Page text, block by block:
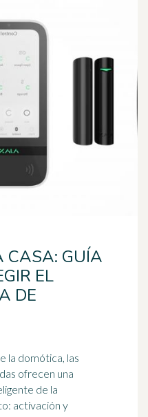
CASA: GUÍA
EL
DE
la domótica, las
ofrecen una
de la